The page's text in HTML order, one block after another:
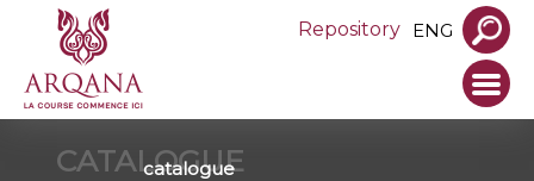
Repository ENG
CATALOGUE
catalogue